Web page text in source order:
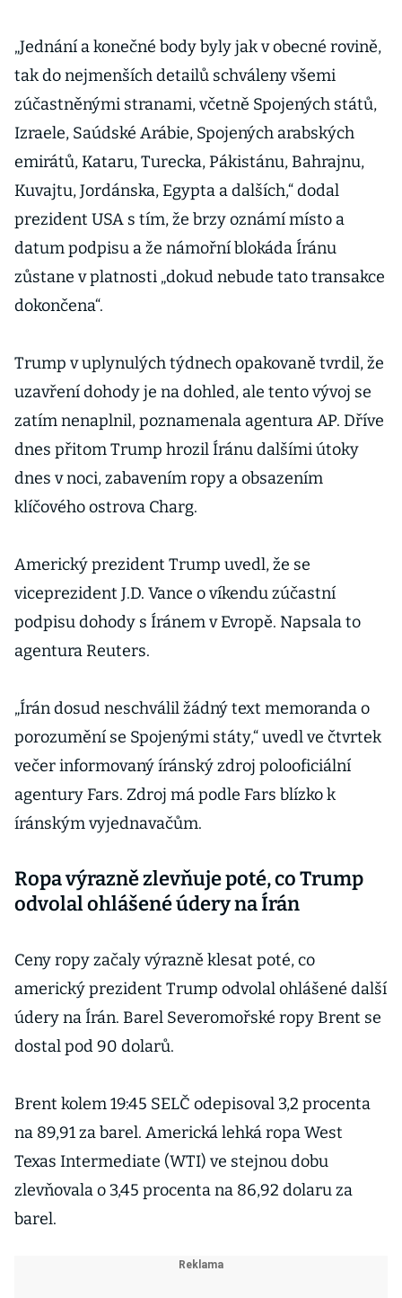
„Jednání a konečné body byly jak v obecné rovině,
tak do nejmenších detailů schváleny všemi
zúčastněnými stranami, včetně Spojených států,
Izraele, Saúdské Arábie, Spojených arabských
emirátů, Kataru, Turecka, Pákistánu, Bahrajnu,
Kuvajtu, Jordánska, Egypta a dalších,“ dodal
prezident USA s tím, že brzy oznámí místo a
datum podpisu a že námořní blokáda Íránu
zůstane v platnosti „dokud nebude tato transakce
dokončena“.
Trump v uplynulých týdnech opakovaně tvrdil, že
uzavření dohody je na dohled, ale tento vývoj se
zatím nenaplnil, poznamenala agentura AP. Dříve
dnes přitom Trump hrozil Íránu dalšími útoky
dnes v noci, zabavením ropy a obsazením
klíčového ostrova Charg.
Americký prezident Trump uvedl, že se
viceprezident J.D. Vance o víkendu zúčastní
podpisu dohody s Íránem v Evropě. Napsala to
agentura Reuters.
„Írán dosud neschválil žádný text memoranda o
porozumění se Spojenými státy,“ uvedl ve čtvrtek
večer informovaný íránský zdroj polooficiální
agentury Fars. Zdroj má podle Fars blízko k
íránským vyjednavačům.
Ropa výrazně zlevňuje poté, co Trump
odvolal ohlášené údery na Írán
Ceny ropy začaly výrazně klesat poté, co
americký prezident Trump odvolal ohlášené další
údery na Írán. Barel Severomořské ropy Brent se
dostal pod 90 dolarů.
Brent kolem 19:45 SELČ odepisoval 3,2 procenta
na 89,91 za barel. Americká lehká ropa West
Texas Intermediate (WTI) ve stejnou dobu
zlevňovala o 3,45 procenta na 86,92 dolaru za
barel.